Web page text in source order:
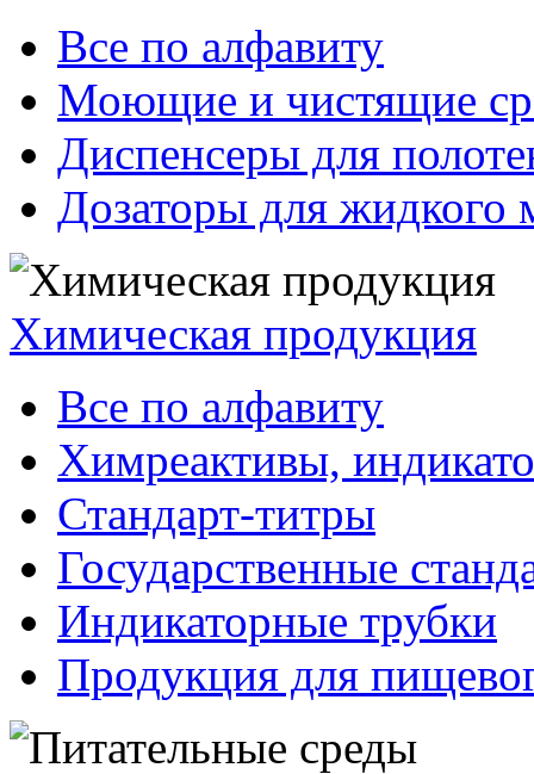
Все по алфавиту
Моющие и чистящие
Диспенсеры для
Дозаторы для жидкого
Химическая продукция
Все по алфавиту
Химреактивы,
Стандарт-титры
Государственные
Индикаторные трубки
Продукция для